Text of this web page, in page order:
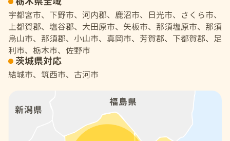
宇都宮市、下野市、河内郡、鹿沼市、日光市、さくら市、
上都賀郡、塩谷郡、大田原市、矢板市、那須塩原市、那須
烏山市、那須郡、小山市、真岡市、芳賀郡、下都賀郡、足
利市、栃木市、佐野市
茨城県対応
結城市、筑西市、古河市